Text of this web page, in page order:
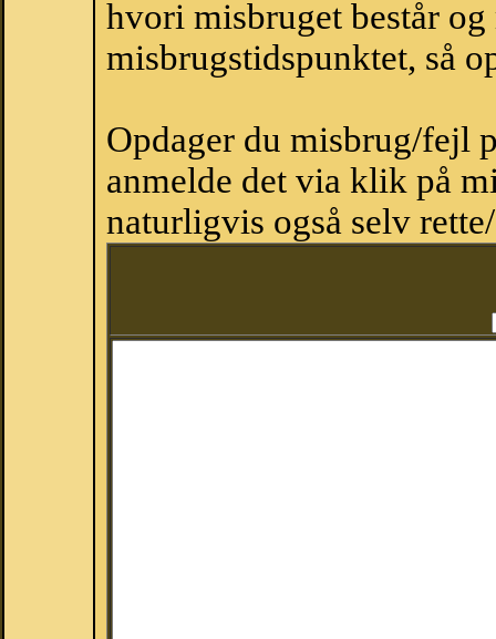
hvori misbruget består
misbrugstidspunktet, så
Opdager du misbrug/fejl
anmelde det via klik på
naturligvis også selv